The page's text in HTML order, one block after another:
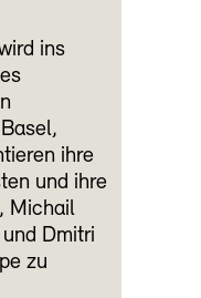
ins
ihre
und ihre
Michail
Dmitri
zu